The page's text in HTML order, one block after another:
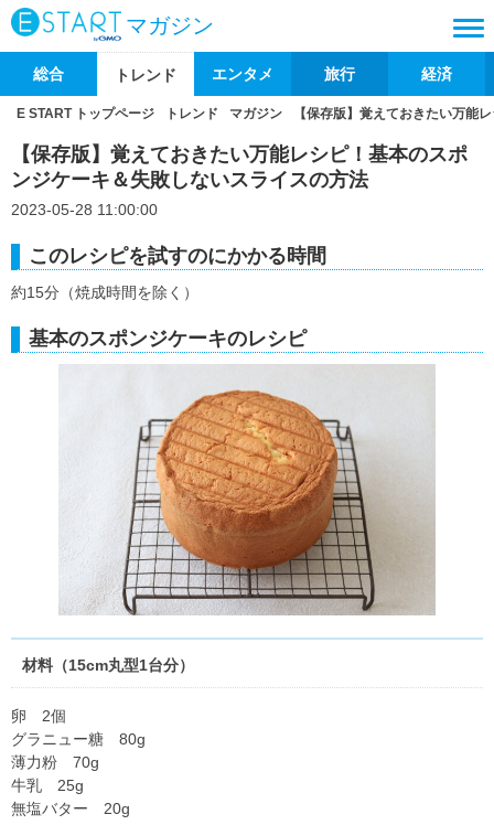
マガジン
総合 トレンド エンタメ 旅行 経済
E START トップページ トレンド マガジン 【保存版】覚えておきたい万能
【保存版】覚えておきたい万能レシピ！基本のスポ
ンジケーキ＆失敗しないスライスの方法
2023-05-28 11:00:00
このレシピを試すのにかかる時間
約15分（焼成時間を除く）
基本のスポンジケーキのレシピ
材料（15cm丸型1台分）
卵 2個
グラニュー糖 80g
薄力粉 70g
牛乳 25g
無塩バター 20g